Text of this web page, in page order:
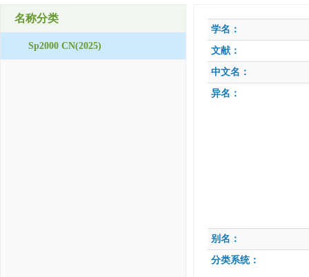
名称分类
Sp2000 CN(2025)
学名：
文献：
中文名：
异名：
别名：
分类系统：